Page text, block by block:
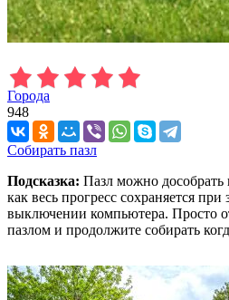
Города
948
Собирать пазл
Подсказка: Пазл можно
как весь прогресс сохраняется при
выключении компьютера. Просто
пазлом и продолжите собирать